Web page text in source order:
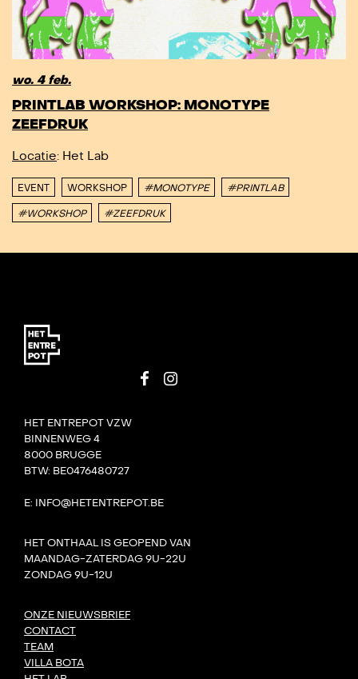
wo. 4 feb.
PRINTLAB WORKSHOP: MONOTYPE
ZEEFDRUK
Locatie: Het Lab
EVENT WORKSHOP #MONOTYPE #PRINTLAB
#WORKSHOP #ZEEFDRUK
HET ENTREPOT VZW
BINNENWEG 4
8000 BRUGGE
BTW: BE0476480727
E: INFO@HETENTREPOT.BE
HET ONTHAAL IS GEOPEND VAN
MAANDAG-ZATERDAG 9U-22U
ZONDAG 9U-12U
ONZE NIEUWSBRIEF
CONTACT
TEAM
VILLA BOTA